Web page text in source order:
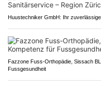
Huustechniker GmbH: Ihr
Fazzone Fuss-Orthopädie, Sissach
Fussgesundheit